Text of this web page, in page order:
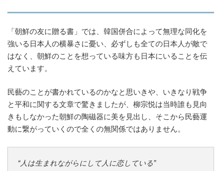
「朝鮮の友に贈る書」では、韓国併合によって無理な同化を
強いる日本人の横暴さに憂い、必ずしも全ての日本人が敵で
はなく、朝鮮のことを想っている味方も日本にいることを伝
えています。
民藝のことが書かれているのかなと思いきや、いきなり戦争
と平和に関する文章で驚きましたが、柳宗悦は当時誰も見向
きもしなかった朝鮮の陶磁器に美を見出し、そこから民藝運
動に繋がっていくので全くの無関係ではありません。
“人は生まれながらにして人に恋している”